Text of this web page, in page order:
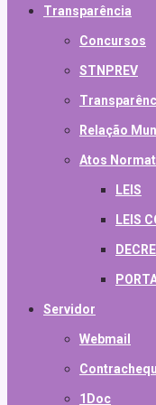
Transparência
Concursos
STNPREV
Relação
Atos
LEIS
LEIS
Servidor
Webmail
1Doc